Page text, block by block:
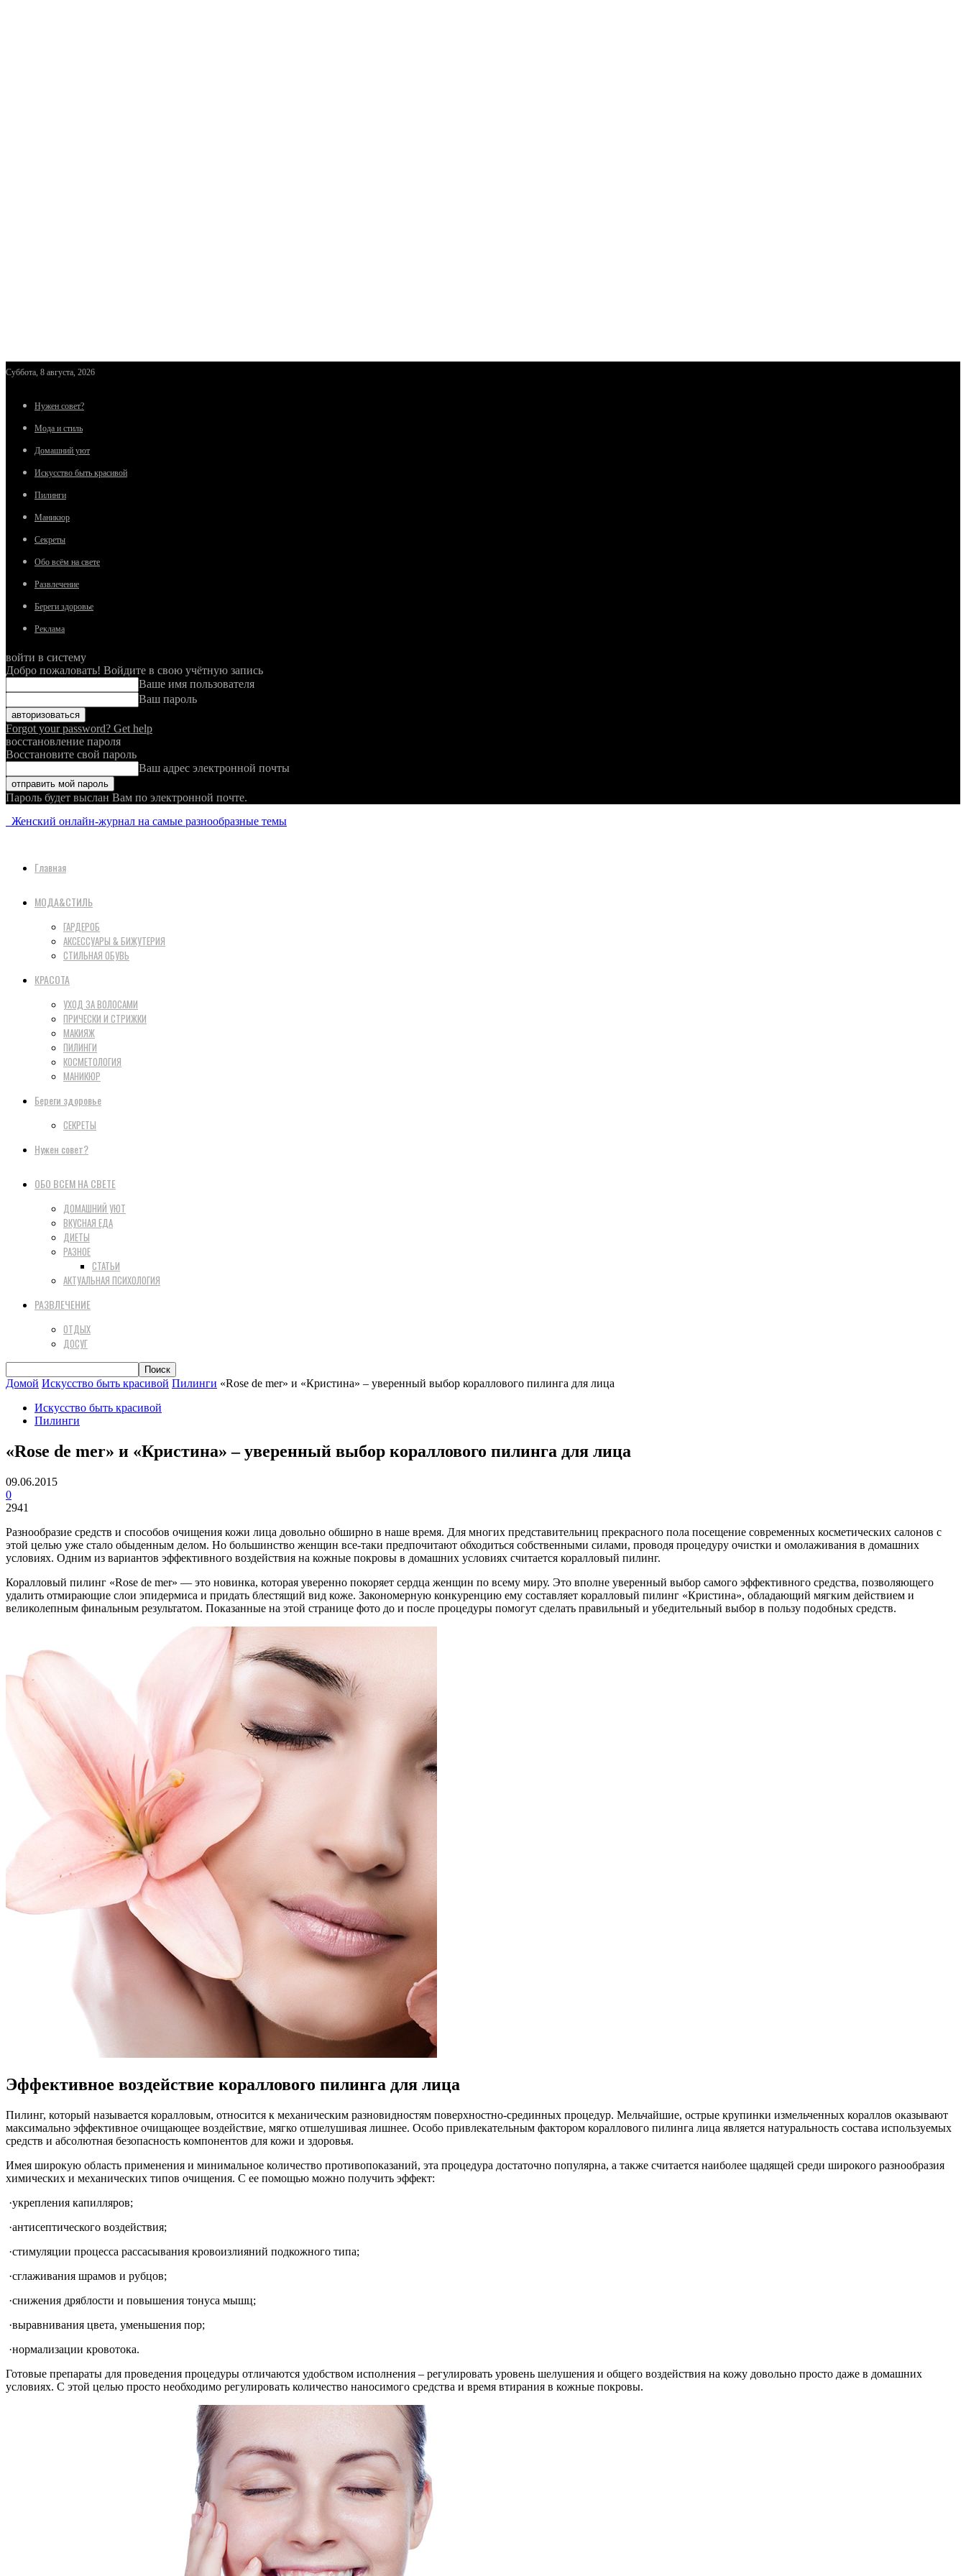
Суббота, 8 августа, 2026
Нужен совет?
Мода и стиль
Домашний уют
Искусство быть красивой
Пилинги
Маникюр
Секреты
Обо всём на свете
Развлечение
Береги здоровье
Реклама
войти в систему
Добро пожаловать! Войдите в свою учётную запись
Ваше имя пользователя
Ваш пароль
Forgot your password? Get help
восстановление пароля
Восстановите свой пароль
Ваш адрес электронной почты
Пароль будет выслан Вам по электронной почте.
Женский онлайн-журнал на самые разнообразные темы
Главная
МОДА&СТИЛЬ
ГАРДЕРОБ
АКСЕССУАРЫ & БИЖУТЕРИЯ
СТИЛЬНАЯ ОБУВЬ
КРАСОТА
УХОД ЗА ВОЛОСАМИ
ПРИЧЕСКИ И СТРИЖКИ
МАКИЯЖ
ПИЛИНГИ
КОСМЕТОЛОГИЯ
МАНИКЮР
Береги здоровье
СЕКРЕТЫ
Нужен совет?
ОБО ВСЕМ НА СВЕТЕ
ДОМАШНИЙ УЮТ
ВКУСНАЯ ЕДА
ДИЕТЫ
РАЗНОЕ
СТАТЬИ
АКТУАЛЬНАЯ ПСИХОЛОГИЯ
РАЗВЛЕЧЕНИЕ
ОТДЫХ
ДОСУГ
Домой Искусство быть красивой Пилинги «Rose de mer» и «Кристина» – уверенный выбор кораллового пилинга для лица
Искусство быть красивой
Пилинги
«Rose de mer» и «Кристина» – уверенный выбор кораллового пилинга для лица
09.06.2015
0
2941
Разнообразие средств и способов очищения кожи лица довольно обширно в наше время. Для многих представительниц прекрасного пола посещение современных косметических салонов с
этой целью уже стало обыденным делом. Но большинство женщин все-таки предпочитают обходиться собственными силами, проводя процедуру очистки и омолаживания в домашних
условиях. Одним из вариантов эффективного воздействия на кожные покровы в домашних условиях считается коралловый пилинг.
Коралловый пилинг «Rose de mer» — это новинка, которая уверенно покоряет сердца женщин по всему миру. Это вполне уверенный выбор самого эффективного средства, позволяющего
удалить отмирающие слои эпидермиса и придать блестящий вид коже. Закономерную конкуренцию ему составляет коралловый пилинг «Кристина», обладающий мягким действием и
великолепным финальным результатом. Показанные на этой странице фото до и после процедуры помогут сделать правильный и убедительный выбор в пользу подобных средств.
Эффективное воздействие кораллового пилинга для лица
Пилинг, который называется коралловым, относится к механическим разновидностям поверхностно-срединных процедур. Мельчайшие, острые крупинки измельченных кораллов оказывают
максимально эффективное очищающее воздействие, мягко отшелушивая лишнее. Особо привлекательным фактором кораллового пилинга лица является натуральность состава используемых
средств и абсолютная безопасность компонентов для кожи и здоровья.
Имея широкую область применения и минимальное количество противопоказаний, эта процедура достаточно популярна, а также считается наиболее щадящей среди широкого разнообразия
химических и механических типов очищения. С ее помощью можно получить эффект:
​ ·укрепления капилляров;
​ ·антисептического воздействия;
​ ·стимуляции процесса рассасывания кровоизлияний подкожного типа;
​ ·сглаживания шрамов и рубцов;
​ ·снижения дряблости и повышения тонуса мышц;
​ ·выравнивания цвета, уменьшения пор;
​ ·нормализации кровотока.
Готовые препараты для проведения процедуры отличаются удобством исполнения – регулировать уровень шелушения и общего воздействия на кожу довольно просто даже в домашних
условиях. С этой целью просто необходимо регулировать количество наносимого средства и время втирания в кожные покровы.